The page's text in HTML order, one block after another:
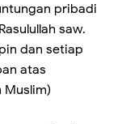
pribadi
saw.
dan setiap
atas
Muslim)